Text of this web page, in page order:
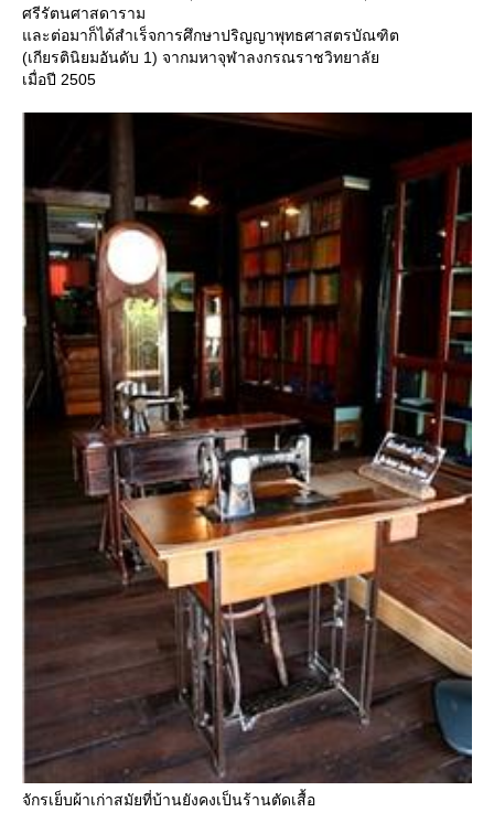
ศรีรัตนศาสดาราม
ละต่อมาก็ได้สำเร็จการศึกษาปริญญาพุทธศาสตรบัณฑิต
(เกียรตินิยมอันดับ 1) จากมหาจุฬาลงกรณราชวิทยาลั
เมื่อปี 2505
จักรเย็บผ้าเก่าสมัยที่บ้านยังคงเป็นร้านตัดเสื้อ